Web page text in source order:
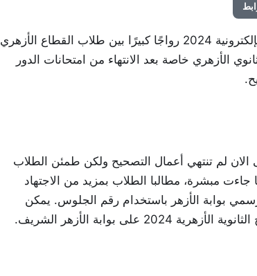
نتيجة الثانوية الأزهرية 2024، تشهد بوابة الأزهر الشريف الإلكترونية 2024 رواجًا كبيرًا بين طلاب القطاع الأزهري
الأزهري خاصة بعد الانتهاء من امتحانات الدور
الان لم تنتهي أعمال التصحيح ولكن طمئن الطلاب
جاءت مبشرة، مطالبا الطلاب بمزيد من الاجتهاد
بوابة الأزهر باستخدام رقم الجلوس. يمكن
بوابة الأزهر الشريف.